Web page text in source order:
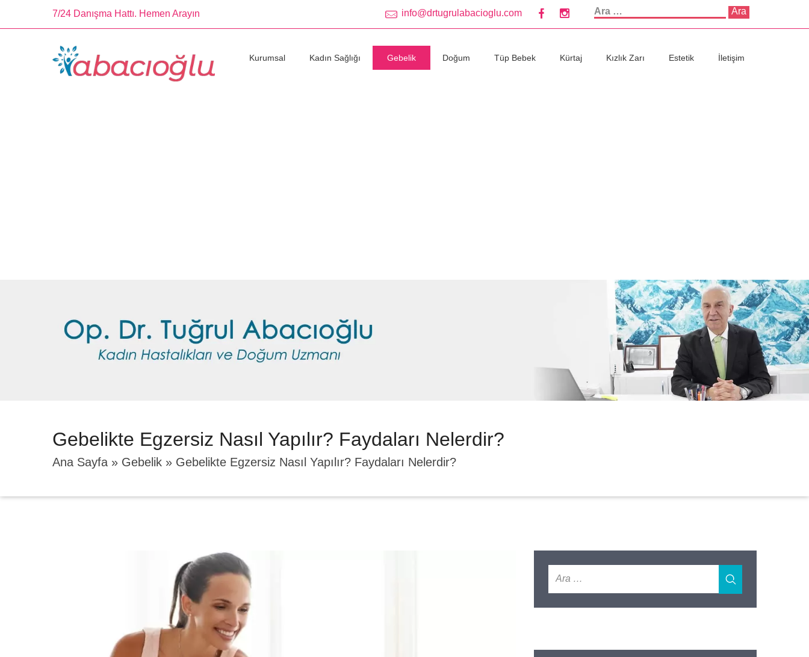
7/24 Danışma Hattı. Hemen Arayın info@drtugrulabacioglu.com
Arama:
Kurumsal Kadın Sağlığı Gebelik Doğum Tüp Bebek Kürtaj Kızlık Zarı Estetik İletişim
Gebelikte Egzersiz Nasıl Yapılır? Faydaları Nelerdir?
Ana Sayfa » Gebelik » Gebelikte Egzersiz Nasıl Yapılır? Faydaları Nelerdir?